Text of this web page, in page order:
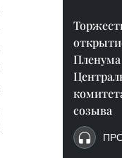
Пленума
созыва